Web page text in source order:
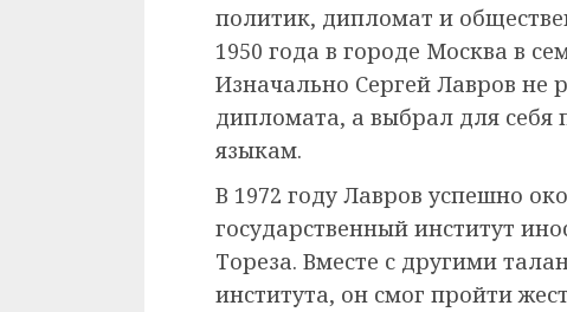
политик, дипломат и
1950 года в городе Москва в
Изначально Сергей Лавров не
дипломата, а выбрал для себя
языкам.
В 1972 году Лавров успешно
государственный институт
Тореза. Вместе с другими
института, он смог пройти